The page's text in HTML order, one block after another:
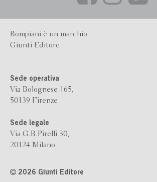
Bompiani è un marchio
Giunti Editore
Sede operativa
Via Bolognese 165,
50139 Firenze
Sede legale
Via G.B.Pirelli 30,
20124 Milano
2026 Giunti Editore